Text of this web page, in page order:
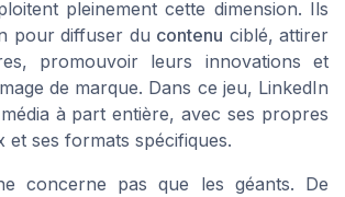
pleinement cette dimension. Ils
pour diffuser du contenu ciblé, attirer
promouvoir leurs innovations et
de marque. Dans ce jeu, LinkedIn
à part entière, avec ses propres
et ses formats spécifiques.
concerne pas que les géants. De